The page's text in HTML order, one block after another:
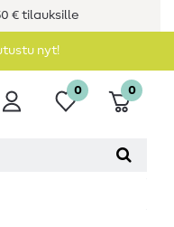
€ tilauksille
nyt!
0 0